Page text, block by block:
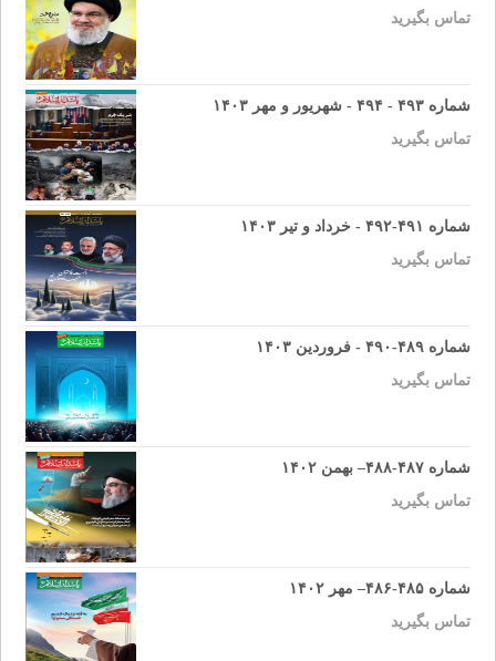
تماس بگیرید
شماره ۴۹۳ - ۴۹۴ - شهریور و مهر ۱۴۰۳
تماس بگیرید
شماره ۴۹۱-۴۹۲ - خرداد و تیر ۱۴۰۳
تماس بگیرید
شماره ۴۸۹-۴۹۰ - فروردین ۱۴۰۳
تماس بگیرید
شماره ۴۸۷-۴۸۸– بهمن ۱۴۰۲
تماس بگیرید
شماره ۴۸۵-۴۸۶– مهر ۱۴۰۲
تماس بگیرید